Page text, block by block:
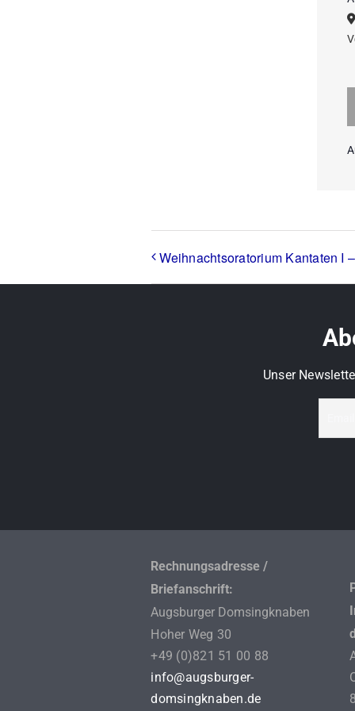
Weihnachtsoratorium Kantaten I
Unser
Rechnungsadresse /
Briefanschrift:
Augsburger Domsingknaben
Hoher Weg 30
+49 (0)821 51 00 88
info@augsburger-
domsingknaben.de